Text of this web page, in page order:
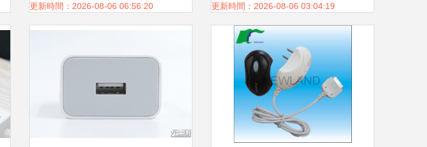
選
更新時間：2026-08-06 06:56:20 更新時間：2026-08-06 03:04:19